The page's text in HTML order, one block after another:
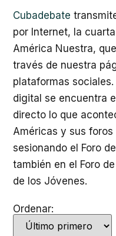
audio
Cubadebate
por Internet, la
América Nuestra,
través de nuestra
plataformas
digital se encuentra
directo lo que
Américas y sus foros
sesionando el Foro
también en el Foro
de los Jóvenes.
Ordenar: